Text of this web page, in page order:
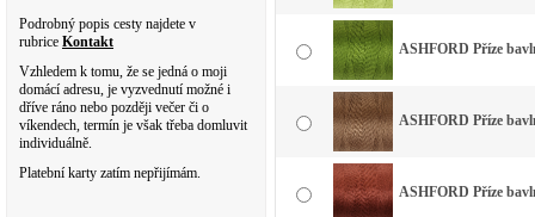
Podrobný popis cesty najdete v
rubrice Kontakt
Vzhledem k tomu, že se jedná o moji
domácí adresu, je vyzvednutí možné i
dříve ráno nebo později večer či o
víkendech, termín je však třeba domluvit
individuálně.
Platební karty zatím nepřijímám.
ASHFORD Příze
ASHFORD Příze
ASHFORD Příze